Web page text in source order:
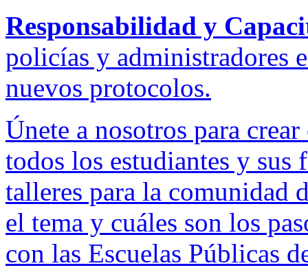
Responsabilidad y
policías y administradores
nuevos protocolos.
Únete a nosotros para crear
todos los estudiantes y sus
talleres para la comunidad
el tema y cuáles son los
con las Escuelas Públicas